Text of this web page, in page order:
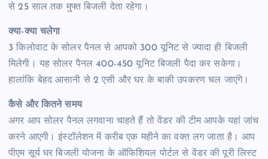
से 25 साल तक मुफ्त बिजली देता रहेगा।
क्या-क्या चलेगा
3 किलोवाट के सोलर पैनल से आपको 300 यूनिट से ज्यादा ही बिजली
मिलेगी। यह सोलर पैनल 400-450 यूनिट बिजली पैदा कर सकेगा।
हालांकि बेहद आसानी से 2 एसी और घर के बाकी उपकरण चल जाएंगे।
कैसे और कितने समय
अगर आप सोलर पैनल लगवाना चाहते हैं तो वेंडर की टीम आपके यहां जांच
करने आएगी। इंस्टॉलेशन में करीब एक महीने का वक्त लग जाता है। आप
पीएम सूर्य घर बिजली योजना के ऑफिशियल पोर्टल से वेंडर की पूरी लिस्ट